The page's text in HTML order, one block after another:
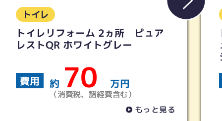
トイレ
トイレリフォーム 【TOTO】ピ
ュアレストQR ウォシュレットS
費用
約 40
（消費税、諸経費含む）
もっと見る